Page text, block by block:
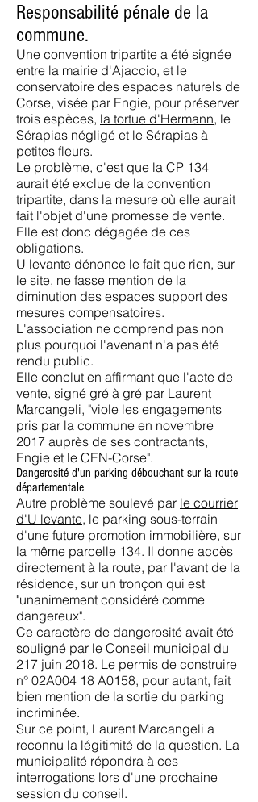
Responsabilité pénale de la
commune.
Une convention tripartite a été signée
entre la mairie d'Ajaccio, et le
conservatoire des espaces naturels de
Corse, visée par Engie, pour préserver
trois espèces, la tortue d'Hermann, le
Sérapias négligé et le Sérapias à
petites fleurs.
Le problème, c'est que la CP 134
aurait été exclue de la convention
tripartite, dans la mesure où elle aurait
fait l'objet d'une promesse de vente.
Elle est donc dégagée de ces
obligations.
U levante dénonce le fait que rien, sur
le site, ne fasse mention de la
diminution des espaces support des
mesures compensatoires.
L'association ne comprend pas non
plus pourquoi l'avenant n'a pas été
rendu public.
Elle conclut en affirmant que l'acte de
vente, signé gré à gré par Laurent
Marcangeli, "viole les engagements
pris par la commune en novembre
2017 auprès de ses contractants,
Engie et le CEN-Corse".
Dangerosité d'un parking débouchant sur la route
départementale
Autre problème soulevé par le courrier
d'U levante, le parking sous-terrain
d'une future promotion immobilière, sur
la même parcelle 134. Il donne accès
directement à la route, par l'avant de la
résidence, sur un tronçon qui est
"unanimement considéré comme
dangereux".
Ce caractère de dangerosité avait été
souligné par le Conseil municipal du
217 juin 2018. Le permis de construire
n° 02A004 18 A0158, pour autant, fait
bien mention de la sortie du parking
incriminée.
Sur ce point, Laurent Marcangeli a
reconnu la légitimité de la question. La
municipalité répondra à ces
interrogations lors d'une prochaine
session du conseil.